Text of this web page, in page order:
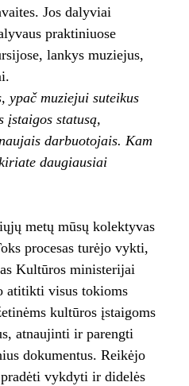
Jos dalyviai
praktiniuose
lankys muziejus,
ypač muziejui suteikus
įstaigos statusą,
darbuotojais. Kam
daugiausiai
metų mūsų kolektyvas
procesas turėjo vykti,
Kultūros ministerijai
atitikti visus tokioms
kultūros įstaigoms
atnaujinti ir parengti
dokumentus. Reikėjo
vykdyti ir didelės